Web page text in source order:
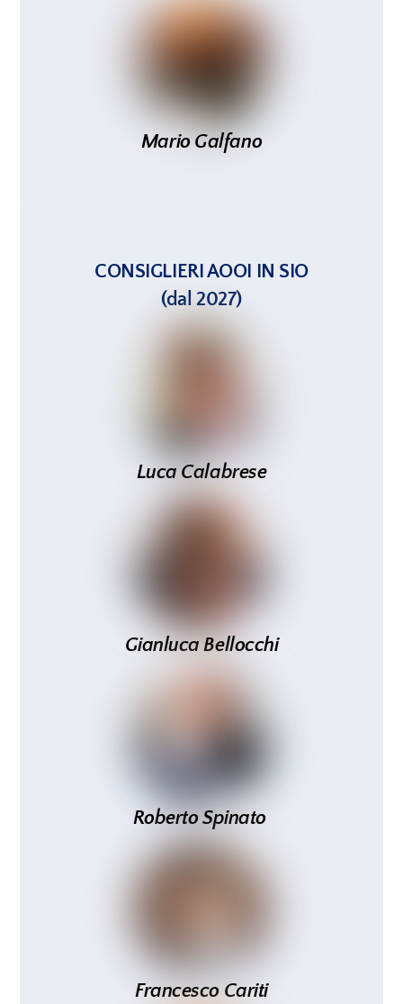
Mario Galfano
CONSIGLIERI AOOI IN SIO
(dal 2027)
Luca Calabrese
Gianluca Bellocchi
Roberto Spinato
Francesco Cariti